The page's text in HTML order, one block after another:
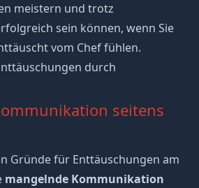
meistern und trotz
sein können, wenn Sie
vom Chef fühlen.
durch
seitens
Gründe für Enttäuschungen am
mangelnde Kommunikation